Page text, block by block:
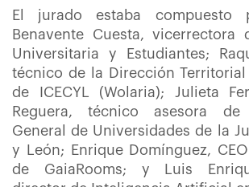
El jurado estaba compuesto
Benavente Cuesta, vicerrectora
Universitaria y Estudiantes;
técnico de la Dirección Territorial
de ICECYL (Wolaria); Julieta
Reguera, técnico asesora
General de Universidades de la
y León; Enrique Domínguez,
de GaiaRooms; y Luis